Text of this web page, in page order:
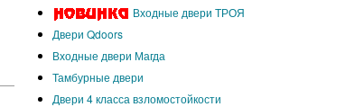
Входные двери ТРОЯ
Двери Qdoors
Входные двери Магда
Тамбурные двери
Двери 4 класса взломостойкости